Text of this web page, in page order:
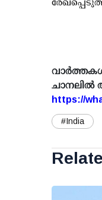
ചാനലിൽ
https://
#India